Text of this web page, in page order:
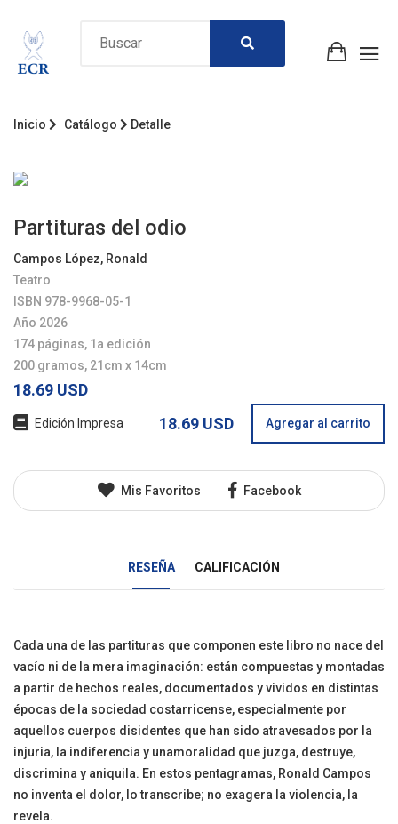
Inicio Catálogo Detalle
Partituras del odio
Campos López, Ronald
Teatro
ISBN 978-9968-05-1
Año 2026
174 páginas, 1a edición
200 gramos, 21cm x 14cm
18.69 USD
Edición Impresa 18.69 USD Agregar al carrito
Mis Favoritos Facebook
RESEÑA CALIFICACIÓN
Cada una de las partituras que componen este libro no nace del
vacío ni de la mera imaginación: están compuestas y montadas
a partir de hechos reales, documentados y vividos en distintas
épocas de la sociedad costarricense, especialmente por
aquellos cuerpos disidentes que han sido atravesados por la
injuria, la indiferencia y unamoralidad que juzga, destruye,
discrimina y aniquila. En estos pentagramas, Ronald Campos
no inventa el dolor, lo transcribe; no exagera la violencia, la
revela.